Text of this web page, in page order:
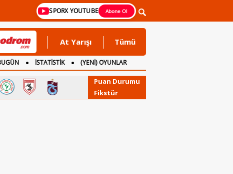
SPORX YOUTUBE Abone Ol
At Yarışı Tümü
İSTATİSTİK
(YENİ) OYUNLAR
Puan Durumu
Fikstür